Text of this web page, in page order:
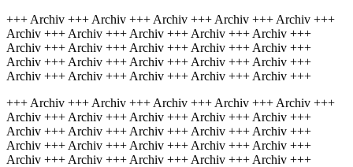
+++ Archiv +++ Archiv +++ Archiv +++ Archiv +++ Archiv +++
Archiv +++ Archiv +++ Archiv +++ Archiv +++ Archiv +++
Archiv +++ Archiv +++ Archiv +++ Archiv +++ Archiv +++
Archiv +++ Archiv +++ Archiv +++ Archiv +++ Archiv +++
Archiv +++ Archiv +++ Archiv +++ Archiv +++ Archiv +++
+++ Archiv +++ Archiv +++ Archiv +++ Archiv +++ Archiv +++
Archiv +++ Archiv +++ Archiv +++ Archiv +++ Archiv +++
Archiv +++ Archiv +++ Archiv +++ Archiv +++ Archiv +++
Archiv +++ Archiv +++ Archiv +++ Archiv +++ Archiv +++
Archiv +++ Archiv +++ Archiv +++ Archiv +++ Archiv +++